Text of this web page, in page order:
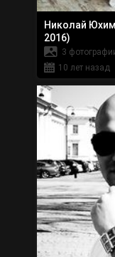
Николай
2016)
3
10 лет назад